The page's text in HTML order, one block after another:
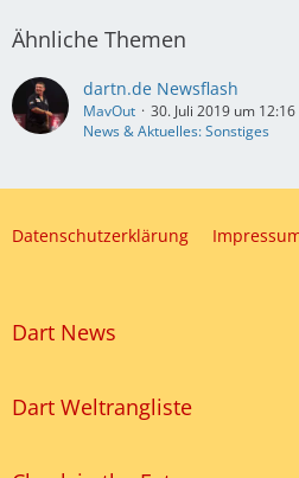
Ähnliche Themen
dartn.de Newsflash
MavOut
30. Juli 2019 um 12:16
News & Aktuelles: Sonstiges
Datenschutzerklärung
Dart News
Dart Weltrangliste